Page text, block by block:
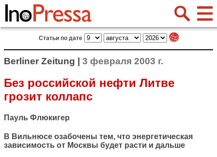
Статьи по дате
Berliner Zeitung | 3 февраля 2003 г.
Без российской нефти Литве
грозит коллапс
Пауль Флюкигер
В Вильнюсе озабочены тем, что энергетическая
зависимость от Москвы будет расти и дальше